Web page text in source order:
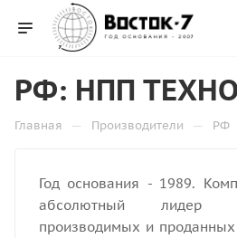
РФ: НПП
Главная — Производители — РФ
Год основания - 1989.
абсолютный лидер
производимых и проданных